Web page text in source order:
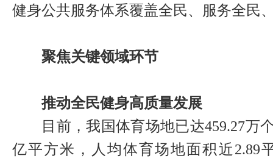
健身公共服务体系覆盖全民、服务全民
聚焦关键领域环节
推动全民健身高质量发展
目前，我国体育场地已达459.27万个
亿平方米，人均体育场地面积近2.89